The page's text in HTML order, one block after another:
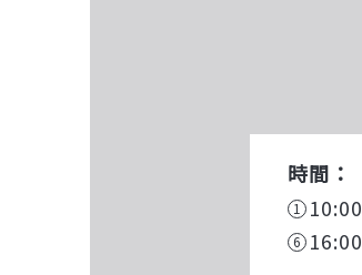
時間：
10:00
16:00